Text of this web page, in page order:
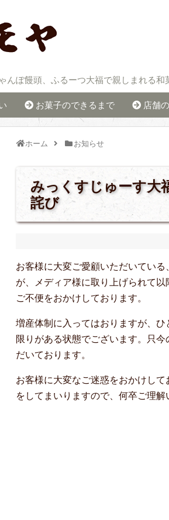
ぽ饅頭、ふるーつ大福で親しまれる和
お菓子のできるまで 店舗
ホーム お知らせ
みっくすじゅーす大
詫び
お客様に大変ご愛顧いただいてい
が、メディア様に取り上げられて
ご不便をおかけしております。
増産体制に入ってはおりますが、
限りがある状態でございます。只
だいております。
お客様に大変なご迷惑をおかけし
をしてまいりますので、何卒ご理解